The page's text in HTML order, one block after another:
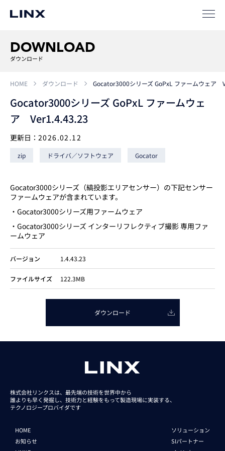
SIパートナー
新卒 採用
DOWNLOAD
ダウンロード
HOME ダウンロード Gocator3000シリーズ GoPxL ファームウェア
Gocator3000シリーズ GoPxL ファームウェ
ア Ver1.4.43.23
更新日： 2026.02.12
zip ドライバ／ソフトウェア Gocator
Gocator3000シリーズ（縞投影エリアセンサー）の下記センサー
ファームウェアが含まれています。
・Gocator3000シリーズ用ファームウェア
・Gocator3000シリーズ インターリフレクティブ撮影 専用ファ
ームウェア
バージョン 1.4.43.23
ファイルサイズ 122.3MB
ダウンロード
株式会社リンクスは、最先端の技術を世界中から
誰よりも早く発掘し、技術力と経験をもって製造現場に実装する、
テクノロジープロバイダです
HOME
お知らせ
ソリューション
SIパートナー